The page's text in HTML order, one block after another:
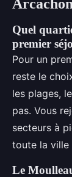
Arcachon
Quel
premier
Pour un
reste le
les plages,
pas. Vous
secteurs à
toute la ville
Le